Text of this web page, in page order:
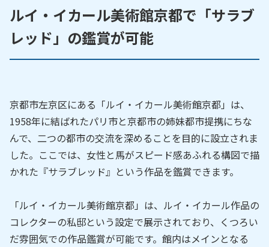
ルイ・イカール美術館京都で「サラブ
レッド」の鑑賞が可能
京都市左京区にある「ルイ・イカール美術館京都」は、
1958年に結ばれたパリ市と京都市の姉妹都市提携にちな
んで、二つの都市の交流を深めることを目的に設立されま
した。ここでは、女性と馬がスピード感あふれる構図で描
かれた『サラブレッド』という作品を鑑賞できます。
「ルイ・イカール美術館京都」は、ルイ・イカール作品の
コレクターの私邸という設定で展示されており、くつろい
だ雰囲気での作品鑑賞が可能です。館内はメインとなる